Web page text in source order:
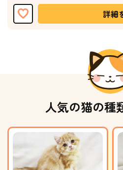
詳細
人気の猫の種